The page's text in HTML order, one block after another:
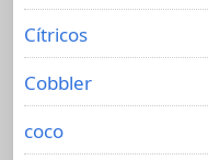
Cítricos
Cobbler
coco